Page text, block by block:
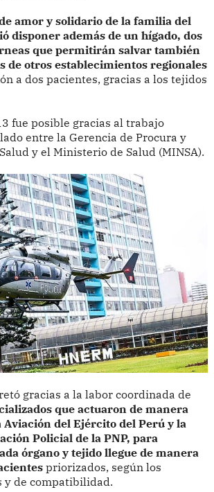
amor y solidario de la familia del
disponer además de un hígado, dos
que permitirán salvar también
de otros establecimientos regionales
a dos pacientes, gracias a los tejidos
fue posible gracias al trabajo
entre la Gerencia de Procura y
y el Ministerio de Salud (MINSA).
gracias a la labor coordinada de
que actuaron de manera
del Ejército del Perú y la
Policial de la PNP, para
órgano y tejido llegue de manera
priorizados, según los
y de compatibilidad.